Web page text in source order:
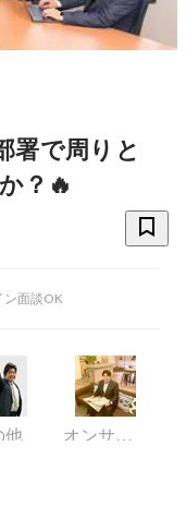
署で周りと
？🔥
ン面談OK
他 オンサイトサービス事業部 営業